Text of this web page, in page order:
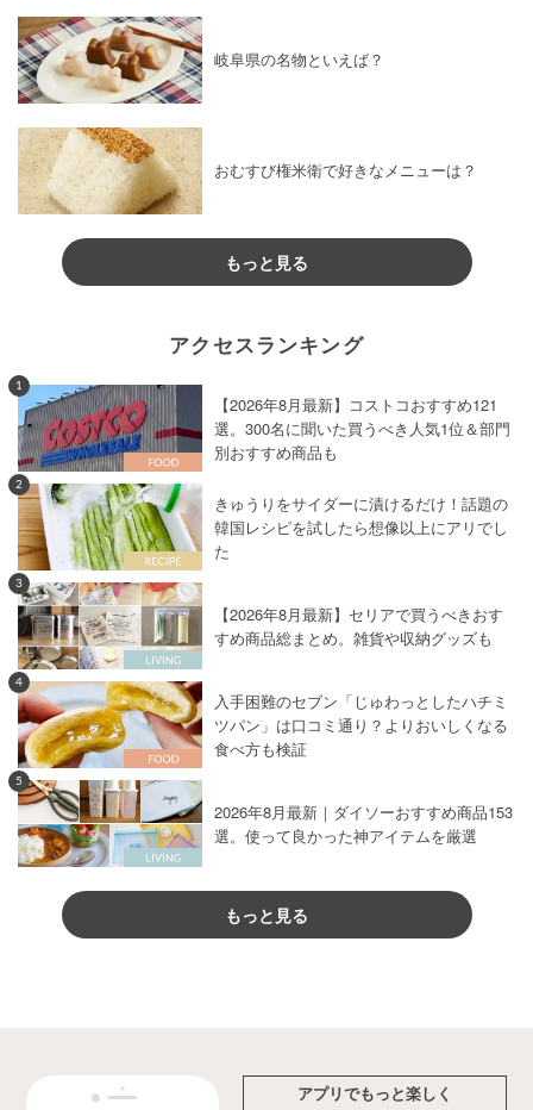
岐阜県の名物といえば？
おむすび権米衛で好きなメニューは？
もっと見る
アクセスランキング
1
【2026年8月最新】コストコおすすめ121
選。300名に聞いた買うべき人気1位＆部門
別おすすめ商品も
2
きゅうりをサイダーに漬けるだけ！話題の
韓国レシピを試したら想像以上にアリでし
た
3
【2026年8月最新】セリアで買うべきおす
すめ商品総まとめ。雑貨や収納グッズも
4
入手困難のセブン「じゅわっとしたハチミ
ツパン」は口コミ通り？よりおいしくなる
食べ方も検証
5
2026年8月最新｜ダイソーおすすめ商品153
選。使って良かった神アイテムを厳選
もっと見る
アプリでもっと楽しく